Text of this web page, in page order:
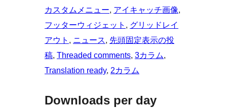
カスタムメニュー, アイキャッチ画像
フッターウィジェット , グリッドレイ
アウト , ニュース, 先頭固定表示の投
稿, Threaded comments, 3カラム
Translation ready, 2カラム
Downloads per day